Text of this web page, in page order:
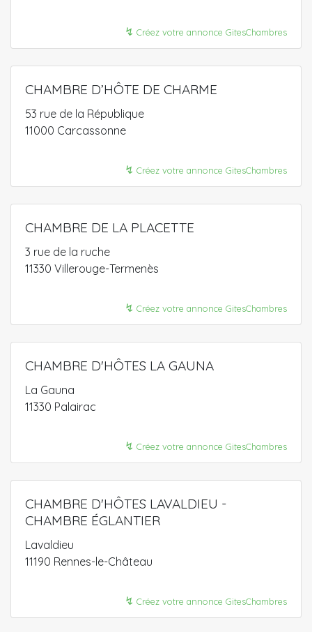
↯ Créez votre annonce GitesChambres
CHAMBRE D’HÔTE DE CHARME
53 rue de la République
11000 Carcassonne
↯ Créez votre annonce GitesChambres
CHAMBRE DE LA PLACETTE
3 rue de la ruche
11330 Villerouge-Termenès
↯ Créez votre annonce GitesChambres
CHAMBRE D'HÔTES LA GAUNA
La Gauna
11330 Palairac
↯ Créez votre annonce GitesChambres
CHAMBRE D'HÔTES LAVALDIEU -
CHAMBRE ÉGLANTIER
Lavaldieu
11190 Rennes-le-Château
↯ Créez votre annonce GitesChambres